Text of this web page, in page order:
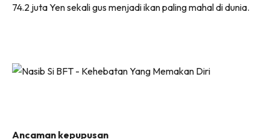
74.2 juta Yen sekali gus menjadi ikan paling mahal di dunia.
Ancaman kepupusan